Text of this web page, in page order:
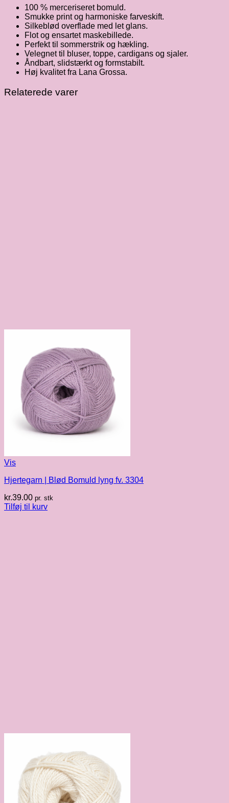
100 % merceriseret bomuld.
Smukke print og harmoniske farveskift.
Silkeblød overflade med let glans.
Flot og ensartet maskebillede.
Perfekt til sommerstrik og hækling.
Velegnet til bluser, toppe, cardigans og sjaler.
Åndbart, slidstærkt og formstabilt.
Høj kvalitet fra Lana Grossa.
Relaterede varer
Vis
Hjertegarn | Blød Bomuld lyng fv. 3304
kr.39.00 pr. stk
Tilføj til kurv